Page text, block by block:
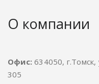
О компании
Офис: 634050, г.Томск,
305